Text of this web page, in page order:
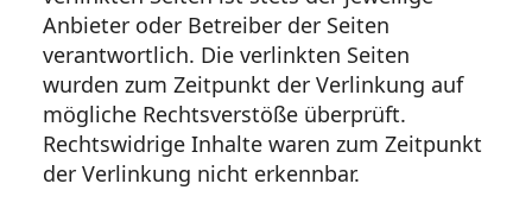
Anbieter oder Betreiber der Seiten
verantwortlich. Die verlinkten Seiten
wurden zum Zeitpunkt der Verlinkung auf
mögliche Rechtsverstöße überprüft.
Rechtswidrige Inhalte waren zum Zeitpunkt
der Verlinkung nicht erkennbar.